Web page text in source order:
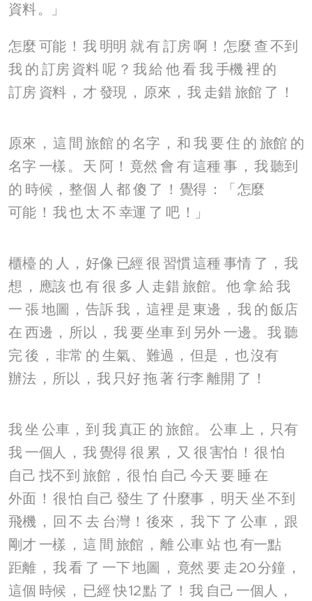
資料 。」
怎麼 可能 ！ 我 明明 就有 訂房 啊 ！ 怎麼 查不到
我 的 訂房 資料 呢 ？ 我給 他看 我 手機 裡 的
訂房 資料 ， 才 發現 ， 原來 ， 我 走錯 旅館 了 ！
原來 ， 這 間 旅館 的名字 ， 和 我 要住 的 旅館 的
名字 一樣 。 天 阿 ！ 竟然 會 有這種 事 ， 我聽到
的 時候 ， 整個 人 都傻 了 ！ 覺得 ：「怎麼
可能 ！ 我也 太 不 幸運 了 吧 ！」
櫃檯 的 人 ， 好像 已經 很 習慣這種 事情 了 ， 我
想 ， 應該也有 很 多 人 走錯 旅館。 他 拿 給 我
一 張 地圖 ， 告訴 我 ， 這裡 是東邊 ， 我 的飯店
在 西邊 ， 所以 ， 我 要坐車 到 另外 一邊。 我 聽
完後 ， 非常 的 生氣、 難過 ， 但是 ， 也沒有
辦法 ， 所以 ， 我 只好拖著 行李 離開 了 ！
我 坐 公車 ， 到 我 真正 的 旅館。 公車 上 ， 只有
我 一個人 ， 我 覺得 很 累 ， 又 很害怕 ！ 很怕
自己 找不到 旅館 ， 很 怕 自己 今天 要 睡 在
外面 ！ 很怕 自己 發生 了 什麼事 ， 明天 坐不到
飛機 ， 回 不 去 台灣 ！ 後來 ， 我下 了 公車 ， 跟
剛才 一樣 ， 這 間 旅館 ， 離公車 站也有一點
距離 ， 我看 了 一下地圖 ， 竟然 要 走20分鐘 ，
這個 時候 ， 已經快12點 了 ！ 我 自己 一個人 ，